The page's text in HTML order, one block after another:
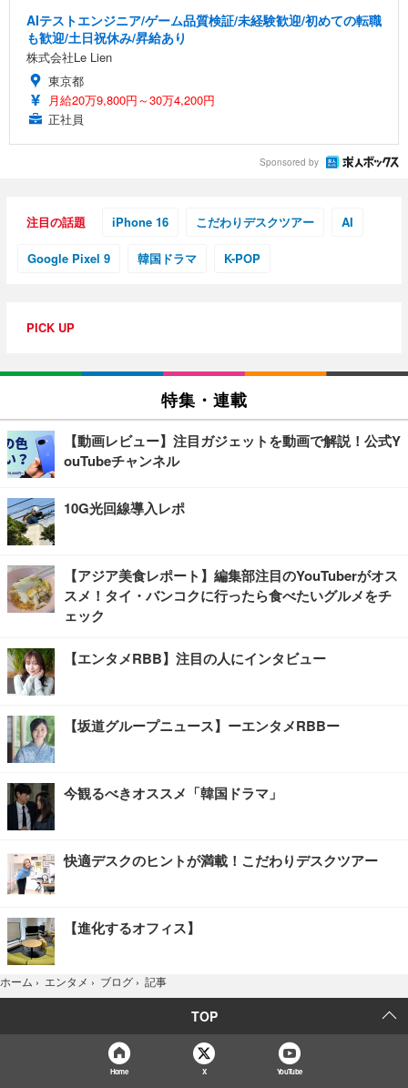
AIテストエンジニア/ゲーム品質検証/未経験歓迎/初めての転職
も歓迎/土日祝休み/昇給あり
株式会社Le Lien
東京都
月給20万9,800円～30万4,200円
正社員
Sponsored by
注目の話題 iPhone 16 こだわりデスクツアー AI
Google Pixel 9 韓国ドラマ K-POP
PICK UP
特集・連載
【動画レビュー】注目ガジェットを動画で解説！公式Y
ouTubeチャンネル
10G光回線導入レポ
【アジア美食レポート】編集部注目のYouTuberがオス
スメ！タイ・バンコクに行ったら食べたいグルメをチ
ェック
【エンタメRBB】注目の人にインタビュー
【坂道グループニュース】ーエンタメRBBー
今観るべきオススメ「韓国ドラマ」
快適デスクのヒントが満載！こだわりデスクツアー
【進化するオフィス】
ホーム › エンタメ › ブログ › 記事
TOP
Home X YouTube